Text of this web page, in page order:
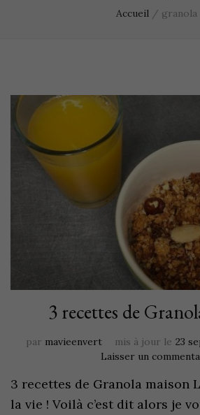
Accueil / granola
3 recettes de
par mavieenvert mis à jour le 23
Laisser un
3 recettes de Granola maison
la vie ! Voilà c’est dit alors je